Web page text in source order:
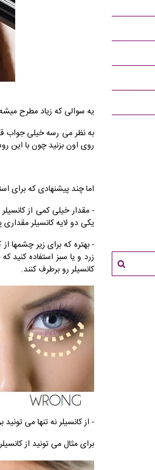
یه سوالی که زیاد مطرح میشه
به نظر می رسه خیلی جواب
روی اون بزنید چون با این
اما چند پیشنهادی که برای
- مقدار خیلی کمی از
یکی دو لایه کانسیلر
- بهتره که برای زیر چشمها
زرد و یا سبز استفاده کنید
کانسیلر رو برطرف کنند.
- از کانسیلر نه تنها می
برای مثال می تونید از